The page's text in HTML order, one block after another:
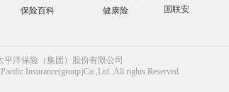
保险百科
健康险
国联安
平洋保险（集团）股份有限公司
Insurance(group)Co.,Ltd..All rights Reserved.